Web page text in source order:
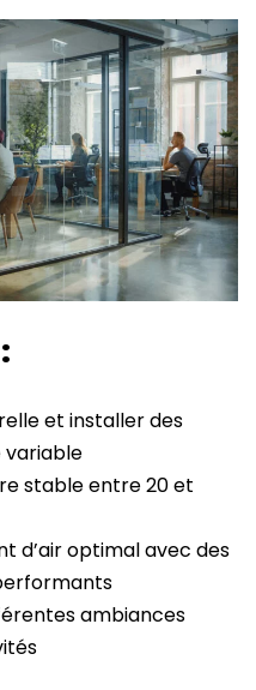
et installer des
variable
stable entre 20 et
d’air optimal avec des
ambiances